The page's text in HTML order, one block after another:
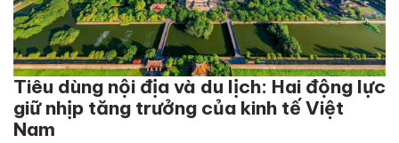
Tiêu dùng nội địa và du lịch: Hai động lực
giữ nhịp tăng trưởng của kinh tế Việt
Nam